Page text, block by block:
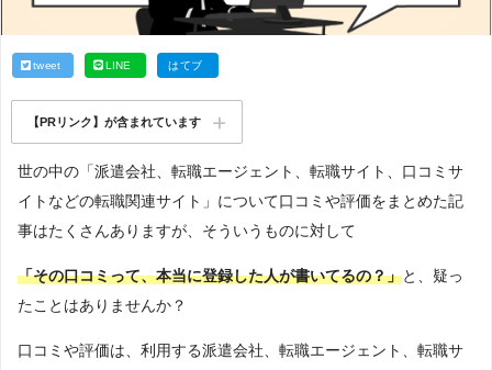
tweet LINE はてブ
【PRリンク】が含まれています
世の中の「派遣会社、転職エージェント、転職サイト、口コミサ
イトなどの転職関連サイト」について口コミや評価をまとめた記
事はたくさんありますが、そういうものに対して
「その口コミって、本当に登録した人が書いてるの？」と、疑っ
たことはありませんか？
口コミや評価は、利用する派遣会社、転職エージェント、転職サ